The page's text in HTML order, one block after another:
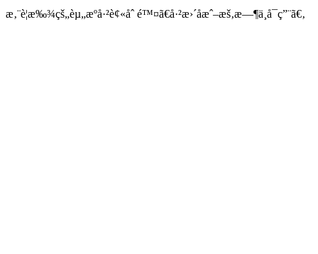
æ‚¨è¦æ‰¾çš„èµ„æºå·²è¢«åˆ é™¤ã€å·²æ›´åæˆ–æš‚æ—¶ä¸å¯ç”¨ã€‚